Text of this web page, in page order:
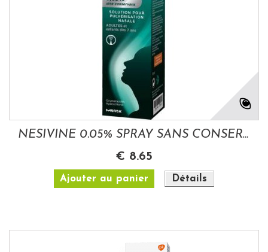
NESIVINE 0.05% SPRAY SANS CONSERVATEUR 10ML
€ 8.65
Ajouter au panier Détails